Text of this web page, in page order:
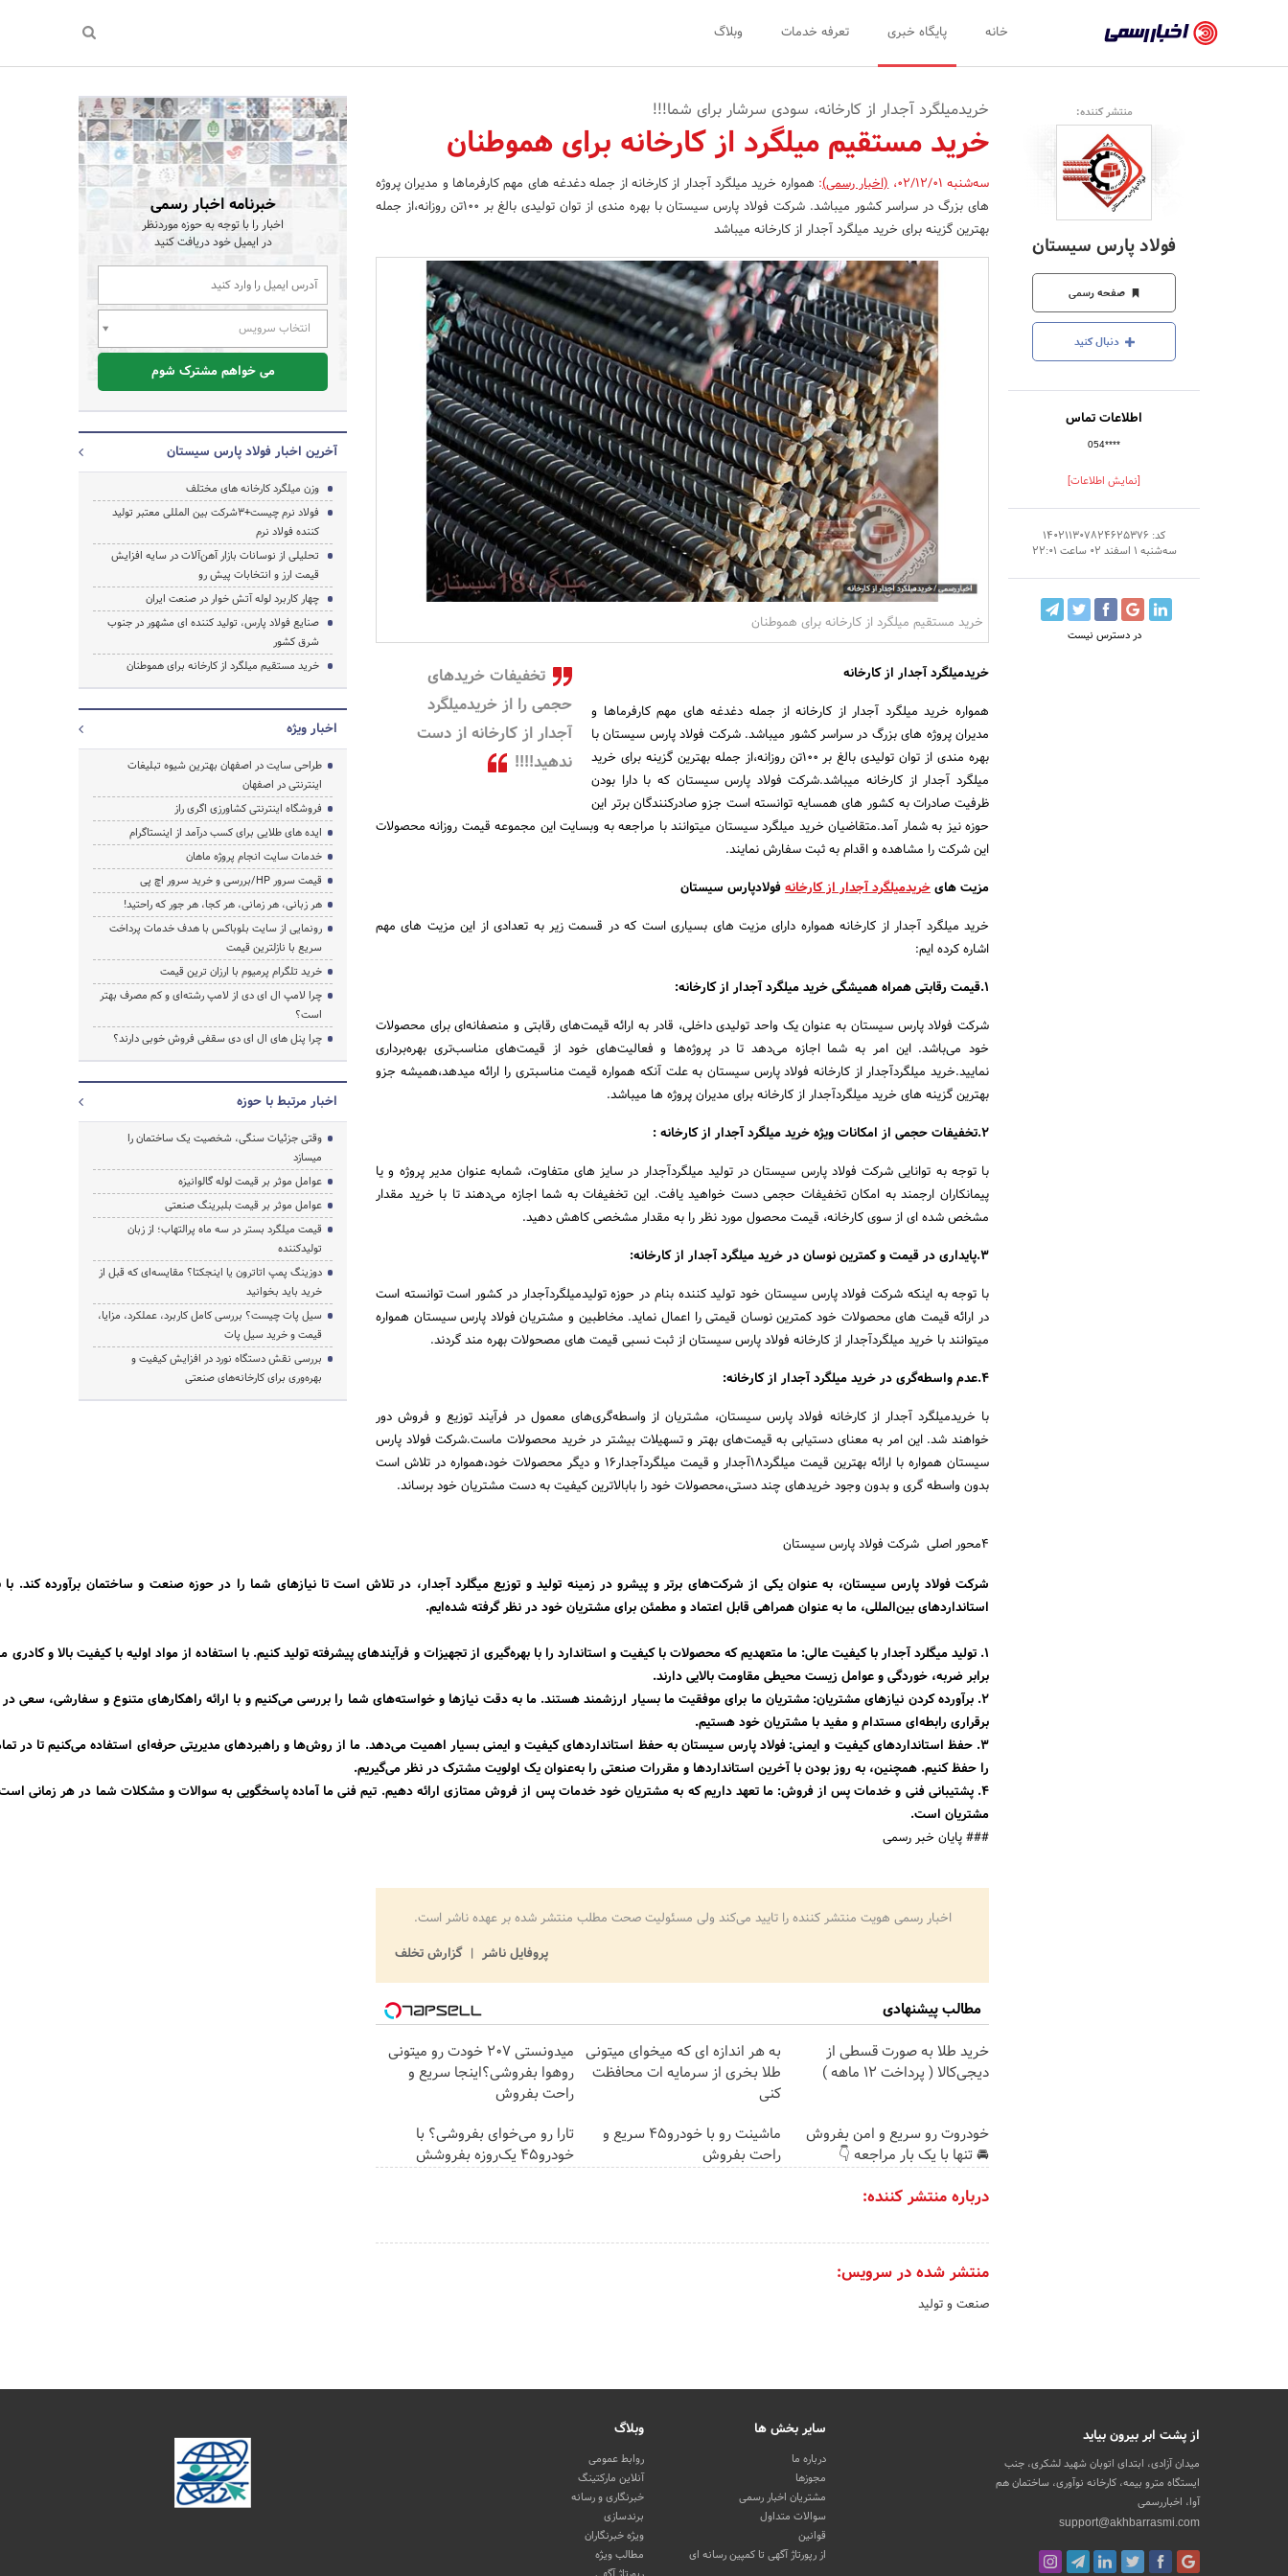
رسمی
-
اخبار
تایید
شده
شرکت‌ها،
سازمان‌ها
و
روابط
عمومی‌ها
خانه پایگاه خبری تعرفه خدمات وبلاگ
منتشر کننده:
فولاد پارس سیستان
صفحه رسمی
دنبال کنید
اطلاعات تماس
054****
[نمایش اطلاعات]
کد: 140211307824625376
سه‌شنبه 1 اسفند 02 ساعت 22:01
در دسترس نیست
خریدمیلگرد آجدار از کارخانه، سودی سرشار برای شما!!!
خرید مستقیم میلگرد از کارخانه برای هموطنان
سه‌شنبه 02/12/01 ،(اخبار رسمی): همواره خرید میلگرد آجدار از کارخانه از جمله دغدغه های مهم کارفرماها و مدیران پروژه
های بزرگ در سراسر کشور میباشد. شرکت فولاد پارس سیستان با بهره مندی از توان تولیدی بالغ بر 100تن روزانه،از جمله
بهترین گزینه برای خرید میلگرد آجدار از کارخانه میباشد
خرید مستقیم میلگرد از کارخانه برای هموطنان
تخفیفات خریدهای
حجمی را از خریدمیلگرد
آجدار از کارخانه از دست
ندهید!!!!
خریدمیلگرد آجدار از کارخانه
همواره خرید میلگرد آجدار از کارخانه از جمله دغدغه های مهم کارفرماها و
مدیران پروژه های بزرگ در سراسر کشور میباشد. شرکت فولاد پارس سیستان با
بهره مندی از توان تولیدی بالغ بر 100تن روزانه،از جمله بهترین گزینه برای خرید
میلگرد آجدار از کارخانه میباشد.شرکت فولاد پارس سیستان که با دارا بودن
ظرفیت صادرات به کشور های همسایه توانسته است جزو صادرکنندگان برتر این
حوزه نیز به شمار آمد.متقاضیان خرید میلگرد سیستان میتوانند با مراجعه به وبسایت این مجموعه قیمت روزانه محصولات
این شرکت را مشاهده و اقدام به ثبت سفارش نمایند.
مزیت هایخریدمیلگرد آجدار از کارخانهفولادپارس سیستان
خرید میلگرد آجدار از کارخانه همواره دارای مزیت های بسیاری است که در قسمت زیر به تعدادی از این مزیت های مهم
اشاره کرده ایم:
1.قیمت رقابتی همراه همیشگی خرید میلگرد آجدار از کارخانه:
شرکت فولاد پارس سیستان به عنوان یک واحد تولیدی داخلی، قادر به ارائه قیمت‌های رقابتی و منصفانه‌ای برای محصولات
خود می‌باشد. این امر به شما اجازه می‌دهد تا در پروژه‌ها و فعالیت‌های خود از قیمت‌های مناسب‌تری بهره‌برداری
نمایید.خرید میلگردآجدار از کارخانه فولاد پارس سیستان به علت آنکه همواره قیمت مناسبتری را ارائه میدهد،همیشه جزو
بهترین گزینه های خرید میلگردآجدار از کارخانه برای مدیران پروژه ها میباشد.
2.تخفیفات حجمی از امکانات ویژه خرید میلگرد آجدار از کارخانه :
با توجه به توانایی شرکت فولاد پارس سیستان در تولید میلگردآجدار در سایز های متفاوت، شمابه عنوان مدیر پروژه و یا
پیمانکاران ارجمند به امکان تخفیفات حجمی دست خواهید یافت. این تخفیفات به شما اجازه می‌دهند تا با خرید مقدار
مشخص شده ای از سوی کارخانه، قیمت محصول مورد نظر را به مقدار مشخصی کاهش دهید.
3.پایداری در قیمت و کمترین نوسان در خرید میلگرد آجدار از کارخانه:
با توجه به اینکه شرکت فولاد پارس سیستان خود تولید کننده بنام در حوزه تولیدمیلگردآجدار در کشور است توانسته است
در ارائه قیمت های محصولات خود کمترین نوسان قیمتی را اعمال نماید. مخاطبین و مشتریان فولاد پارس سیستان همواره
میتوانند با خرید میلگردآجدار از کارخانه فولاد پارس سیستان از ثبت نسبی قیمت های مصحولات بهره مند گردند.
4.عدم واسطه‌گری در خرید میلگرد آجدار از کارخانه:
با خریدمیلگرد آجدار از کارخانه فولاد پارس سیستان، مشتریان از واسطه‌گری‌های معمول در فرآیند توزیع و فروش دور
خواهند شد. این امر به معنای دستیابی به قیمت‌های بهتر و تسهیلات بیشتر در خرید محصولات ماست.شرکت فولاد پارس
سیستان همواره با ارائه بهترین قیمت میلگرد18آجدار و قیمت میلگردآجدار16 و دیگر محصولات خود،همواره در تلاش است
بدون واسطه گری و بدون وجود خریدهای چند دستی،محصولات خود را بابالاترین کیفیت به دست مشتریان خود برساند.
4محور اصلی شرکت فولاد پارس سیستان
شرکت فولاد پارس سیستان، به عنوان یکی از شرکت‌های برتر و پیشرو در زمینه تولید و توزیع میگلرد آجدار، در تلاش است تا نیازهای شما را در حوزه صنعت و ساختمان برآورده کند. با
استانداردهای بین‌المللی، ما به عنوان همراهی قابل اعتماد و مطمئن برای مشتریان خود در نظر گرفته شده‌ایم.
۱. تولید میگلرد آجدار با کیفیت عالی: ما متعهدیم که محصولات با کیفیت و استاندارد را با بهره‌گیری از تجهیزات و فرآیندهای پیشرفته تولید کنیم. با استفاده از مواد اولیه با کیفیت بالا و
برابر ضربه، خوردگی و عوامل زیست محیطی مقاومت بالایی دارند.
۲. برآورده کردن نیازهای مشتریان: مشتریان ما برای موفقیت ما بسیار ارزشمند هستند. ما به دقت نیازها و خواسته‌های شما را بررسی می‌کنیم و با ارائه راهکارهای متنوع و سفارشی، سعی در
برقراری رابطه‌ای مستدام و مفید با مشتریان خود هستیم.
۳. حفظ استانداردهای کیفیت و ایمنی: فولاد پارس سیستان به حفظ استانداردهای کیفیت و ایمنی بسیار اهمیت می‌دهد. ما از روش‌ها و راهبردهای مدیریتی حرفه‌ای استفاده می‌کنیم تا در
را حفظ کنیم. همچنین، به روز بودن با آخرین استانداردها و مقررات صنعتی را به‌عنوان یک اولویت مشترک در نظر می‌گیریم.
۴. پشتیبانی فنی و خدمات پس از فروش: ما تعهد داریم که به مشتریان خود خدمات پس از فروش ممتازی ارائه دهیم. تیم فنی ما آماده پاسخگویی به سوالات و مشکلات شما در هر زمانی
مشتریان است.
### پایان خبر رسمی
اخبار رسمی هویت منتشر کننده را تایید می‌کند ولی مسئولیت صحت مطلب منتشر شده بر عهده ناشر است.
پروفایل ناشر
گزارش تخلف
مطالب پیشنهادی
خرید طلا به صورت قسطی از
دیجی‌کالا ( پرداخت 12 ماهه )
به هر اندازه ای که میخوای میتونی
طلا بخری از سرمایه ات محافظت
کنی
میدونستی 207 خودت رو میتونی
روهوا بفروشی؟اینجا سریع و
راحت بفروش
خودروت رو سریع و امن بفروش
🚘 تنها با یک بار مراجعه 👇
ماشینت رو با خودرو45 سریع و
راحت بفروش
تارا رو می‌خوای بفروشی؟ با
خودرو۴۵ یک‌روزه بفروشش
درباره منتشر کننده:
منتشر شده در سرویس:
صنعت و تولید
خبرنامه اخبار رسمی
اخبار را با توجه به حوزه موردنظر
در ایمیل خود دریافت کنید
انتخاب سرویس
می خواهم مشترک شوم
آخرین اخبار فولاد پارس سیستان
وزن میلگرد کارخانه های مختلف
فولاد نرم چیست+3شرکت بین المللی معتبر تولید
کننده فولاد نرم
تحلیلی از نوسانات بازار آهن‌آلات در سایه افزایش
قیمت ارز و انتخابات پیش رو
چهار کاربرد لوله‌ آتش خوار در صنعت ایران
صنایع فولاد پارس، تولید کننده ای مشهور در جنوب
شرق کشور
خرید مستقیم میلگرد از کارخانه برای هموطنان
اخبار ویژه
طراحی سایت در اصفهان بهترین شیوه تبلیغات
اینترنتی در اصفهان
فروشگاه اینترنتی کشاورزی اگری راز
ایده های طلایی برای کسب درآمد از اینستاگرام
خدمات سایت انجام پروژه ماهان
قیمت سرور HP/بررسی و خرید سرور اچ پی
هر زبانی، هر زمانی، هر کجا، هر جور که راحتید!
رونمایی از سایت بلوباکس با هدف خدمات پرداخت
سریع با نازلترین قیمت
خرید تلگرام پرمیوم با ارزان ترین قیمت
چرا لامپ ال ای دی از لامپ رشته‌ای و کم مصرف بهتر
است؟
چرا پنل های ال ای دی سقفی فروش خوبی دارند؟
اخبار مرتبط با حوزه
وقتی جزئیات سنگی، شخصیت یک ساختمان را
میسازد
عوامل موثر بر قیمت لوله گالوانیزه
عوامل موثر بر قیمت بلبرینگ صنعتی
قیمت میلگرد بستر در سه ماه پرالتهاب؛ از زبان
تولیدکننده
دوزینگ پمپ اتاترون یا اینجکتا؟ مقایسه‌ای که قبل از
خرید باید بخوانید
سیل پات چیست؟ بررسی کامل کاربرد، عملکرد، مزایا،
قیمت و خرید سیل پات
بررسی نقش دستگاه نورد در افزایش کیفیت و
بهره‌وری برای کارخانه‌های صنعتی
از پشت ابر بیرون بیاید
میدان آزادی، ابتدای اتوبان شهید لشکری، جنب
ایستگاه مترو بیمه، کارخانه نوآوری، ساختمان هم
آوا، اخباررسمی
support@akhbarrasmi.com
سایر بخش ها
درباره ما
مجوزها
مشتریان اخبار رسمی
سوالات متداول
قوانین
از رپورتاژ آگهی تا کمپین رسانه ای
وبلاگ
روابط عمومی
آنلاین مارکتینگ
خبرنگاری و رسانه
برندسازی
ویژه خبرنگاران
مطالب ویژه